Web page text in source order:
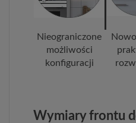
Nieograniczone
możliwości
konfiguracji
Wymiary frontu